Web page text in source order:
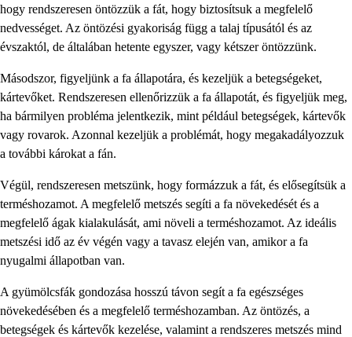
hogy rendszeresen öntözzük a fát, hogy biztosítsuk a megfelelő
nedvességet. Az öntözési gyakoriság függ a talaj típusától és az
évszaktól, de általában hetente egyszer, vagy kétszer öntözzünk.
Másodszor, figyeljünk a fa állapotára, és kezeljük a betegségeket,
kártevőket. Rendszeresen ellenőrizzük a fa állapotát, és figyeljük meg,
ha bármilyen probléma jelentkezik, mint például betegségek, kártevők
vagy rovarok. Azonnal kezeljük a problémát, hogy megakadályozzuk
a további károkat a fán.
Végül, rendszeresen metszünk, hogy formázzuk a fát, és elősegítsük a
terméshozamot. A megfelelő metszés segíti a fa növekedését és a
megfelelő ágak kialakulását, ami növeli a terméshozamot. Az ideális
metszési idő az év végén vagy a tavasz elején van, amikor a fa
nyugalmi állapotban van.
A gyümölcsfák gondozása hosszú távon segít a fa egészséges
növekedésében és a megfelelő terméshozamban. Az öntözés, a
betegségek és kártevők kezelése, valamint a rendszeres metszés mind